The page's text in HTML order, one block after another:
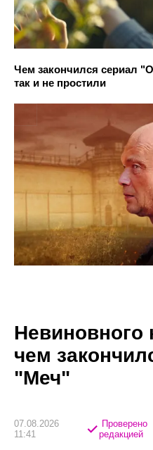
Чем закончился сериал
так и не простили
Невиновного
чем
"Меч"
07.08.2026
11:41
Проверено
редакцией